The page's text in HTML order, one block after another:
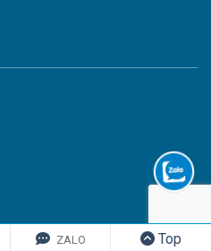
ZALO Top